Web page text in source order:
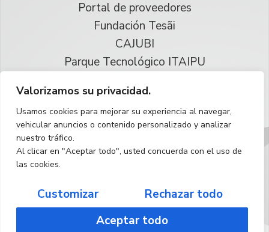
Valorizamos su privacidad.
Usamos cookies para mejorar su experiencia al navegar,
vehicular anuncios o contenido personalizado y analizar
nuestro tráfico.
Al clicar en "Aceptar todo", usted concuerda con el uso de
las cookies.
Customizar
Rechazar todo
Aceptar todo
Portal de proveedores
Fundación Tesãi
CAJUBI
Parque Tecnológico ITAIPU
Reservados todos los derechos
Español